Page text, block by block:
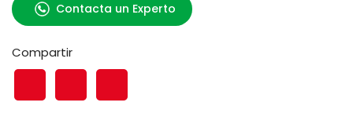
Contacta un Experto
Compartir